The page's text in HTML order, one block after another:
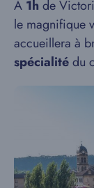
A 1h de
le magnifique
accueillera à
spécialitédu